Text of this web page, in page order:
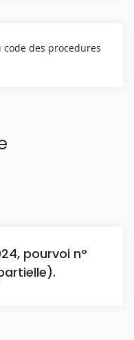
code des procedures
pourvoi n°